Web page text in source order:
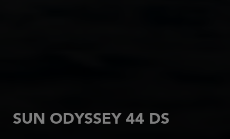
SUN ODYSSEY 44 DS